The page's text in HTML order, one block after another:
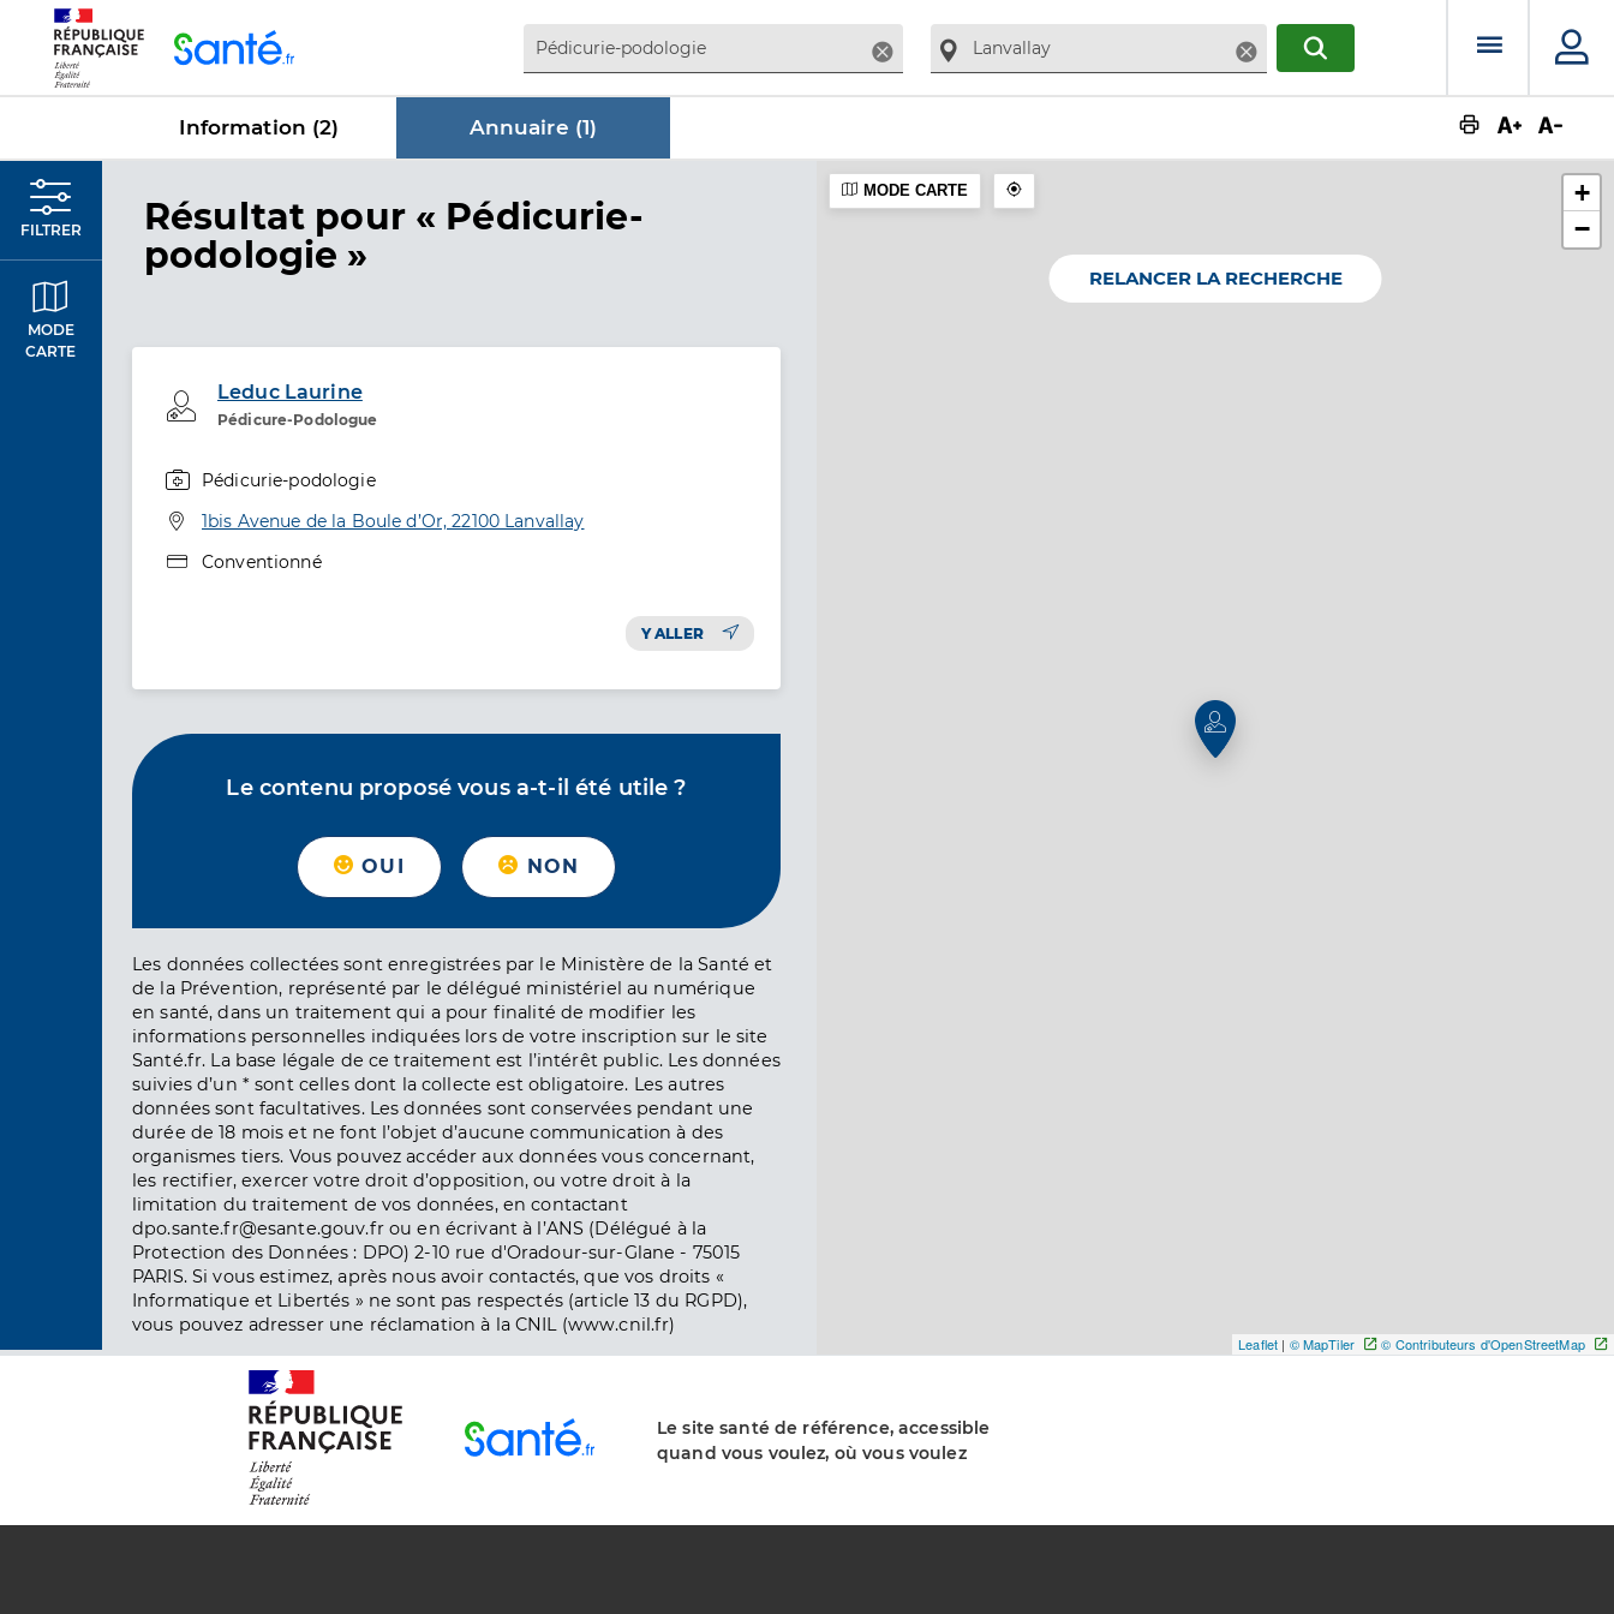
Supprimer SupprimerRECHERCHERMenu
Information (2) Annuaire (1)
FILTRER
MODE
CARTE
Résultat dans Annuaire
pour « Pédicurie-
podologie »
Leduc Laurine
Pédicure-Podologue
Professionel de santé
Pédicurie-podologie
Adresse
1bis Avenue de la Boule d’Or, 22100 Lanvallay
Type de convention
Conventionné
Y ALLER
Le contenu proposé vous a-t-il été utile ?
OUI NON
Les données collectées sont enregistrées par le Ministère de la Santé et
de la Prévention, représenté par le délégué ministériel au numérique
en santé, dans un traitement qui a pour finalité de modifier les
informations personnelles indiquées lors de votre inscription sur le site
Santé.fr. La base légale de ce traitement est l’intérêt public. Les données
suivies d’un * sont celles dont la collecte est obligatoire. Les autres
données sont facultatives. Les données sont conservées pendant une
durée de 18 mois et ne font l’objet d’aucune communication à des
organismes tiers. Vous pouvez accéder aux données vous concernant,
les rectifier, exercer votre droit d’opposition, ou votre droit à la
limitation du traitement de vos données, en contactant
dpo.sante.fr@esante.gouv.fr ou en écrivant à l’ANS (Délégué à la
Protection des Données : DPO) 2-10 rue d'Oradour-sur-Glane - 75015
PARIS. Si vous estimez, après nous avoir contactés, que vos droits «
Informatique et Libertés » ne sont pas respectés (article 13 du RGPD),
vous pouvez adresser une réclamation à la CNIL (www.cnil.fr)
+
−
Leaflet | © MapTiler © Contributeurs d'OpenStreetMap
MODE CARTE
RELANCER LA RECHERCHE
Le site santé de référence, accessible
quand vous voulez, où vous voulez
Panneau de gestion des cookies